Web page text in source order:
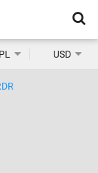
PL USD